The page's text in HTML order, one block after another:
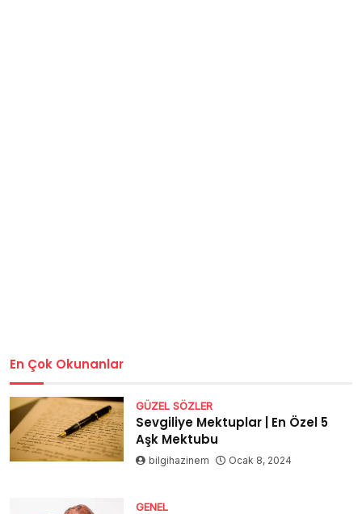
En Çok Okunanlar
GÜZEL SÖZLER
Sevgiliye Mektuplar | En Özel 5
Aşk Mektubu
bilgihazinem Ocak 8, 2024
GENEL